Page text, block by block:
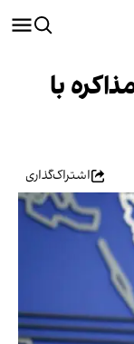
با
اشتراک‌گذاری